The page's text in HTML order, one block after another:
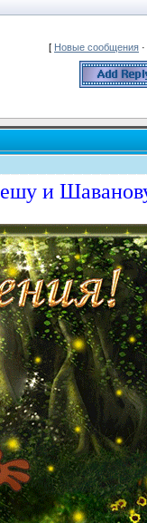
[ Новые сообщения ·
и